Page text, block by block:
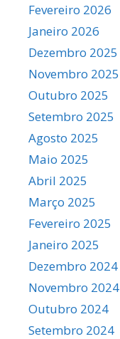
Fevereiro 2026
Janeiro 2026
Dezembro 2025
Novembro 2025
Outubro 2025
Setembro 2025
Agosto 2025
Maio 2025
Abril 2025
Março 2025
Fevereiro 2025
Janeiro 2025
Dezembro 2024
Novembro 2024
Outubro 2024
Setembro 2024